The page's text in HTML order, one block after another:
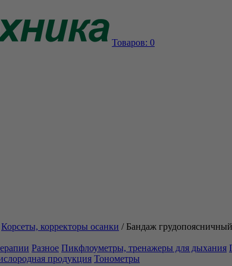
Товаров: 0
Корсеты, корректоры осанки / Бандаж
Разное Пикфлоуметры, тренажеры для дыхания
продукция Тонометры